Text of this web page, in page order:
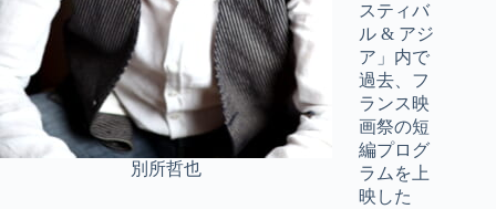
別所哲也
スティバ
ル & アジ
ア」内で
過去、フ
ランス映
画祭の短
編プログ
ラムを上
映した